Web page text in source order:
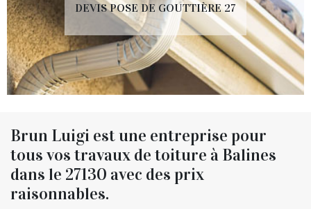
DEVIS POSE DE GOUTTIÈRE 27
Brun Luigi est une entreprise pour
tous vos travaux de toiture à Balines
dans le 27130 avec des prix
raisonnables.